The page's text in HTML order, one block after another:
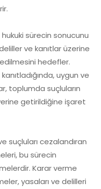
sürecin sonucunu
ve kanıtlar üzerine
hedefler.
uygun ve
toplumda suçluların
getirildiğine işaret
suçluları cezalandıran
bu sürecin
Karar verme
yasaları ve delilleri